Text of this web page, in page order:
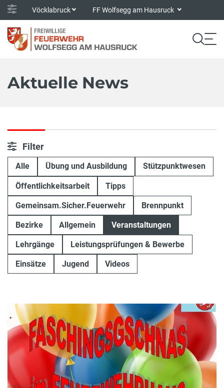
Vöcklabruck FF Wolfsegg am Hausruck
Aktuelle News
Filter
Alle Übung und Ausbildung Stützpunktwesen
Öffentlichkeitsarbeit Tipps
Gemeinsam.Sicher.Feuerwehr Brennpunkt
Bezirke Allgemein Veranstaltungen
Lehrgänge Leistungsprüfungen & Bewerbe
Einsätze Jugend Videos